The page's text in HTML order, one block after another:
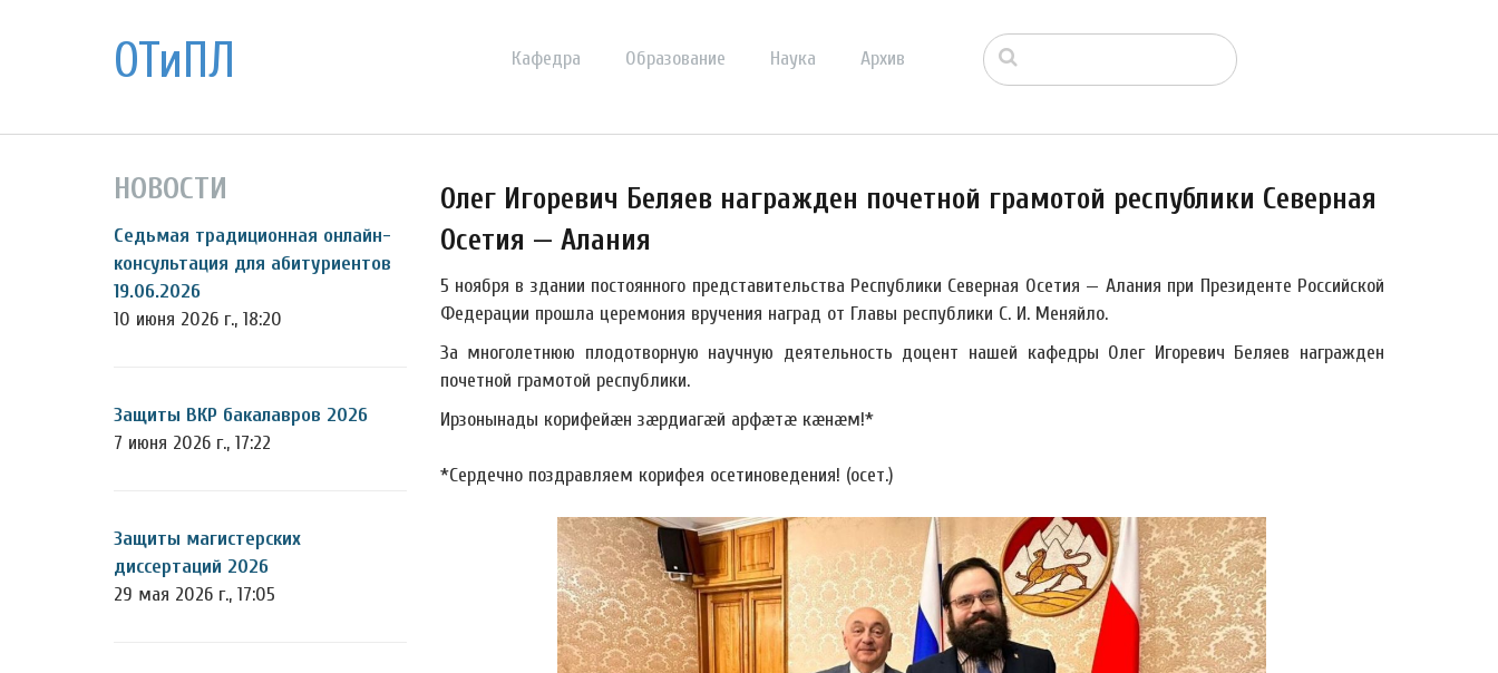
ОТиПЛ Кафедра Образование Наука Архив
НОВОСТИ
Седьмая традиционная онлайн-
консультация для абитуриентов
19.06.2026
10 июня 2026 г., 18:20
Защиты ВКР бакалавров 2026
7 июня 2026 г., 17:22
Защиты магистерских
диссертаций 2026
29 мая 2026 г., 17:05
Олег Игоревич Беляев награжден почетной грамотой республики Северная
Осетия — Алания
5 ноября в здании постоянного представительства Республики Северная Осетия — Алания при Президенте Российской
Федерации прошла церемония вручения наград от Главы республики С. И. Меняйло.
За многолетнюю плодотворную научную деятельность доцент нашей кафедры Олег Игоревич Беляев награжден
почетной грамотой республики.
Ирзонынады корифейæн зæрдиагæй арфæтæ кæнæм!*
*Сердечно поздравляем корифея осетиноведения! (осет.)